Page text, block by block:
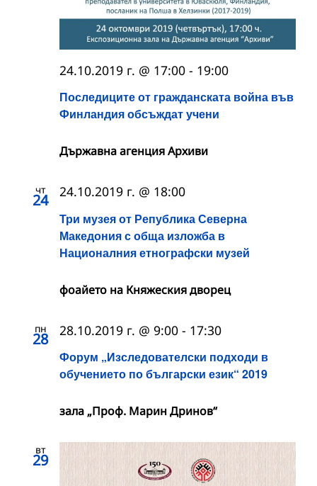
Последиците от гражданската война във
Финландия обсъждат учени
24.10.2019 г. @ 17:00 - 19:00
Държавна агенция Архиви
чт
24
Три музея от Република Северна
Македония с обща изложба в
Националния етнографски музей
24.10.2019 г. @ 18:00
фоайето на Княжеския дворец
пн
28
Форум „Изследователски подходи в
обучението по български език“ 2019
28.10.2019 г. @ 9:00 - 17:30
зала „Проф. Марин Дринов“
вт
29